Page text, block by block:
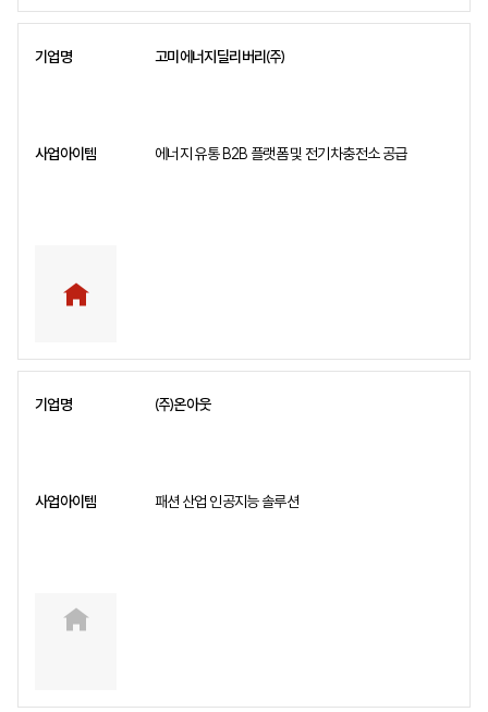
고미에너지딜리버리㈜
에너지 유통 B2B 플랫폼 및 전기차충전소 공급
㈜온아웃
패션 산업 인공지능 솔루션